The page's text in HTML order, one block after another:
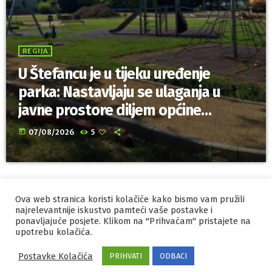
REGIJA
U Štefancu je u tijeku uređenje
parka: Nastavljaju se ulaganja u
javne prostore diljem općine
Trnovec Bartolovečki
today 07/08/2026 5
IZRADA I HOSTINGORBIS
MARKETING
PRAVILA PRIVATNOSTI
Ova web stranica koristi kolačiće kako bismo vam pružili
najrelevantnije iskustvo pamteći vaše postavke i
ponavljajuće posjete. Klikom na "Prihvaćam" pristajete na
upotrebu kolačića.
Postavke Kolačića PRIHVATI ODBACI